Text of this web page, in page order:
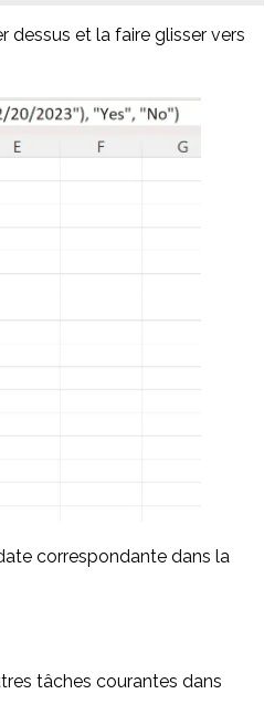
dessus et la faire glisser vers
correspondante dans la
tâches courantes dans